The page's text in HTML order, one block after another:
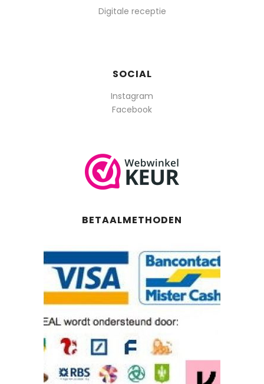
Digitale receptie
SOCIAL
Instagram
Facebook
BETAALMETHODEN